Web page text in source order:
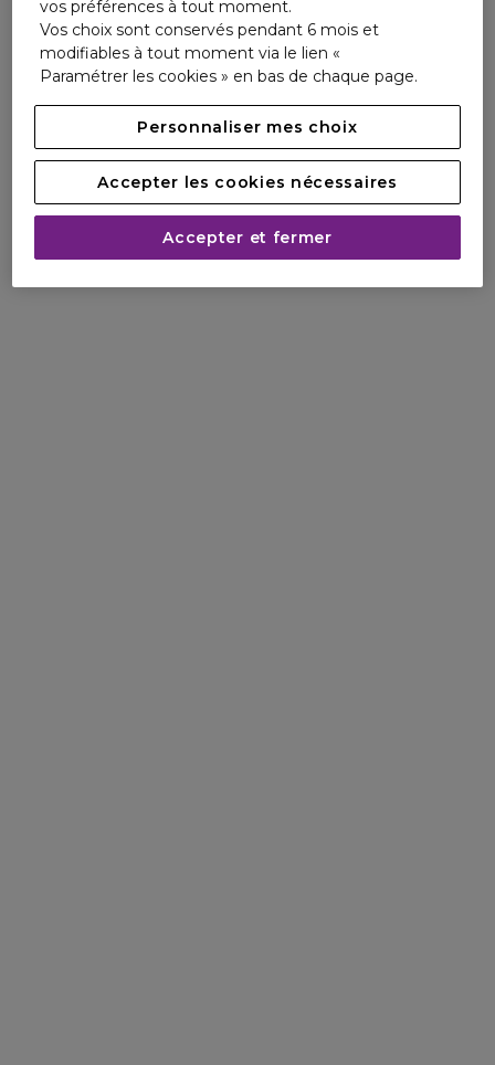
Matrixil vs activité Plancton de Vie? seul.
vos préférences à tout moment.
Vos choix sont conservés pendant 6 mois et
modifiables à tout moment via le lien «
Paramétrer les cookies » en bas de chaque page.
Personnaliser mes choix
Accepter les cookies nécessaires
Accepter et fermer